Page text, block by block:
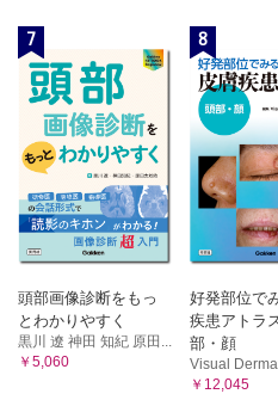
7
頭部画像診断をもっ
とわかりやすく
黒川 遼 神田 知紀 原田...
￥5,060
8
好発部位で
疾患アト
部・顔
Visual
￥12,045